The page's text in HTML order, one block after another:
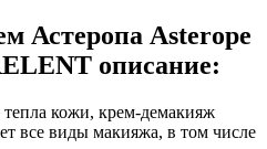
Астеропа Asterope
описание:
кожи, крем-демакияж
все виды макияжа, в том числе